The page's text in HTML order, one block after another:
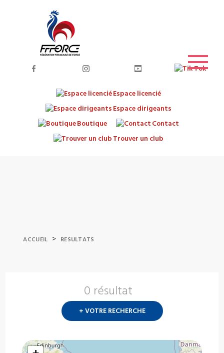
Espace licencié
Espace dirigeants
Boutique
Contact
Trouver un club
ACCUEIL > RESULTATS
0 résultat
+ VOTRE RECHERCHE